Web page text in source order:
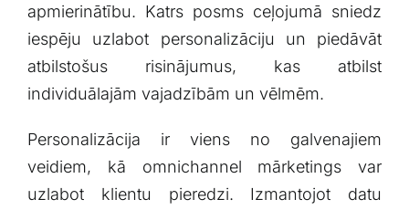
apmierinātību.‌ Katrs posms ceļojumā⁢ sniedz
iespēju uzlabot personalizāciju un piedāvāt
atbilstošus risinājumus, kas atbilst
⁣individuālajām ⁢vajadzībām un vēlmēm.
Personalizācija⁤ ir viens no ⁤galvenajiem
veidiem,⁤ kā omnichannel mārketings⁢ var‌
uzlabot ‍klientu pieredzi. Izmantojot datu